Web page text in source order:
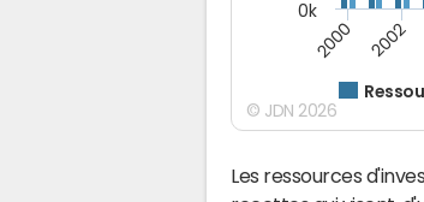
2000 2002
0k
© JDN 2026
Les ressources